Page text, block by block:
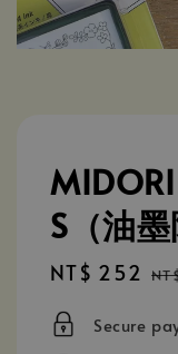
S（油墨
Sale
NT$ 252
Secure